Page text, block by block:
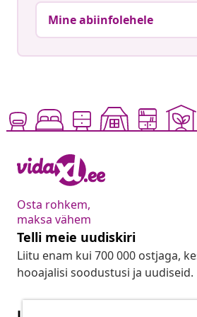
Mine abiinfolehele
Osta rohkem,
maksa vähem
Telli meie uudiskiri
Liitu enam kui 700 000 ostjaga,
hooajalisi soodustusi ja uudiseid.